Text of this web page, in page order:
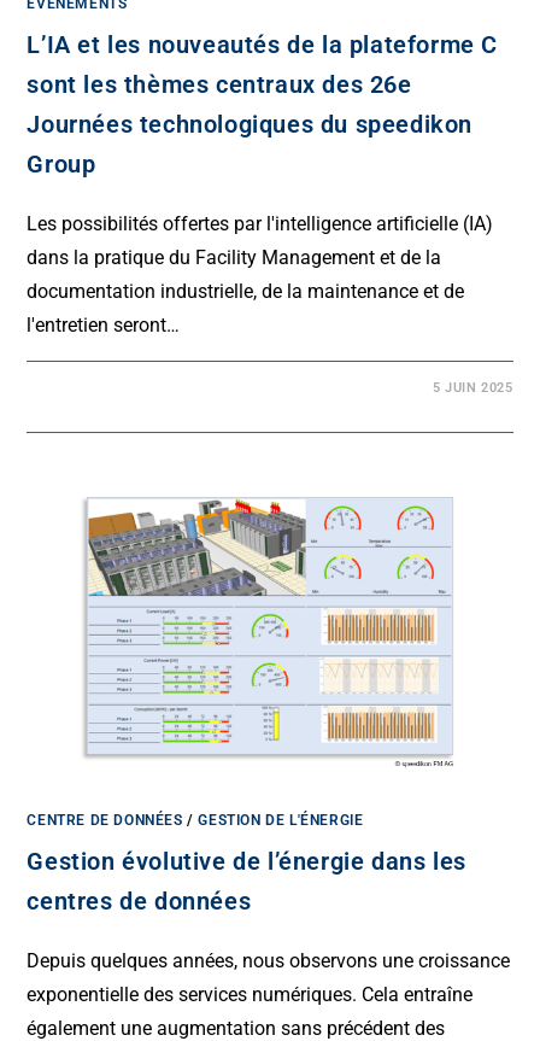
L’IA et les nouveautés de la plateforme C
sont les thèmes centraux des 26e
Journées technologiques du speedikon
Group
Les possibilités offertes par l'intelligence artificielle (IA)
dans la pratique du Facility Management et de la
documentation industrielle, de la maintenance et de
l'entretien seront…
5 JUIN 2025
CENTRE DE DONNÉES /GESTION DE L'ÉNERGIE
Gestion évolutive de l’énergie dans les
centres de données
Depuis quelques années, nous observons une croissance
exponentielle des services numériques. Cela entraîne
également une augmentation sans précédent des